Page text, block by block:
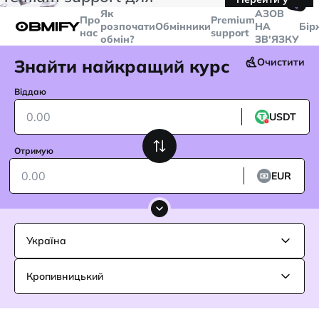
більше
Telegram
Про
нас
Як
розпочати
обмін?
ОбмінникиPremium
support
🤙
AЗОВ
НА
ЗВ'ЯЗКУ
Знайти найкращий курс Очистити
Віддаю
USDT
Отримую
EUR
Україна
Кропивницький